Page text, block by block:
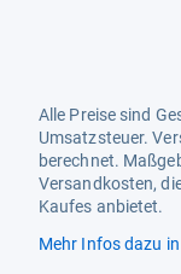
Alle Preise sind
Umsatzsteuer.
berechnet.
Versandkosten,
Kaufes anbietet.
Mehr Infos dazu